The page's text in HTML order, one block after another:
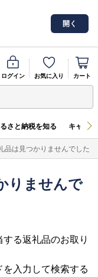
開く
ログイン お気に入り カート
さと納税を知る キャン
品は見つかりませんでした
りませんで
る返礼品のお取り
入力して検索する